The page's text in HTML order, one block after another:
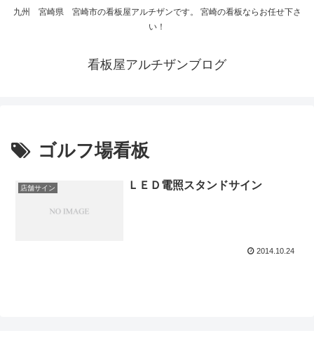
九州 宮崎県 宮崎市の看板屋アルチザンです。 宮崎の看板ならお任せ下さ
い！
看板屋アルチザンブログ
ゴルフ場看板
店舗サイン ＬＥＤ電照スタンドサイン
2014.10.24